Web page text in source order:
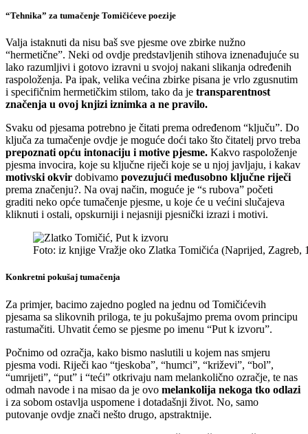
“Tehnika” za tumačenje Tomičićeve poezije
Valja istaknuti da nisu baš sve pjesme ove zbirke nužno
“hermetične”. Neki od ovdje predstavljenih stihova iznenađujuće su
lako razumljivi i gotovo izravni u svojoj nakani slikanja određenih
raspoloženja. Pa ipak, velika većina zbirke pisana je vrlo zgusnutim
i specifičnim hermetičkim stilom, tako da je transparentnost
značenja u ovoj knjizi iznimka a ne pravilo.
Svaku od pjesama potrebno je čitati prema određenom “ključu”. Do
ključa za tumačenje ovdje je moguće doći tako što čitatelj prvo treba
prepoznati opću intonaciju i motive pjesme. Kakvo raspoloženje
pjesma invocira, koje su ključne riječi koje se u njoj javljaju, i kakav
motivski okvir dobivamo povezujući međusobno ključne riječi
prema značenju?. Na ovaj način, moguće je “s rubova” početi
graditi neko opće tumačenje pjesme, u koje će u većini slučajeva
kliknuti i ostali, opskurniji i nejasniji pjesnički izrazi i motivi.
Foto: iz knjige Vražje oko Zlatka Tomičića (Naprijed, Zagreb,
Konkretni pokušaj tumačenja
Za primjer, bacimo zajedno pogled na jednu od Tomičićevih
pjesama sa slikovnih priloga, te ju pokušajmo prema ovom principu
rastumačiti. Uhvatit ćemo se pjesme po imenu “Put k izvoru”.
Počnimo od ozračja, kako bismo naslutili u kojem nas smjeru
pjesma vodi. Riječi kao “tjeskoba”, “humci”, “križevi”, “bol”,
“umrijeti”, “put” i “teći” otkrivaju nam melankolično ozračje, te nas
odmah navode i na misao da je ovo melankolija nekoga tko odlazi
i za sobom ostavlja uspomene i dotadašnji život. No, samo
putovanje ovdje znači nešto drugo, apstraktnije.